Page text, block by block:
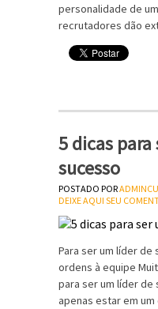
personalidade de
recrutadores dão
5 dicas
sucesso
POSTADO POR
DEIXE AQUI SEU
Para ser um líder de
ordens à equipe
para ser um líder de
apenas estar em